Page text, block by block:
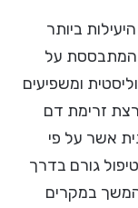
ביותר
המתבססת על
ומשפיעים
זרימת דם
אשר על פי
גורם בדרך
במקרים